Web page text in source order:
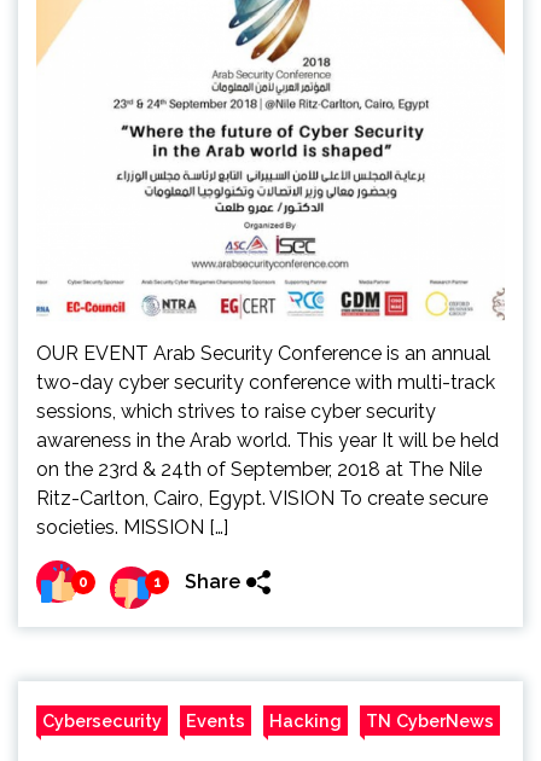
OUR EVENT Arab Security Conference is an annual
two-day cyber security conference with multi-track
sessions, which strives to raise cyber security
awareness in the Arab world. This year It will be held
on the 23rd & 24th of September, 2018 at The Nile
Ritz-Carlton, Cairo, Egypt. VISION To create secure
societies. MISSION […]
0 1 Share
Cybersecurity Events Hacking TN CyberNews